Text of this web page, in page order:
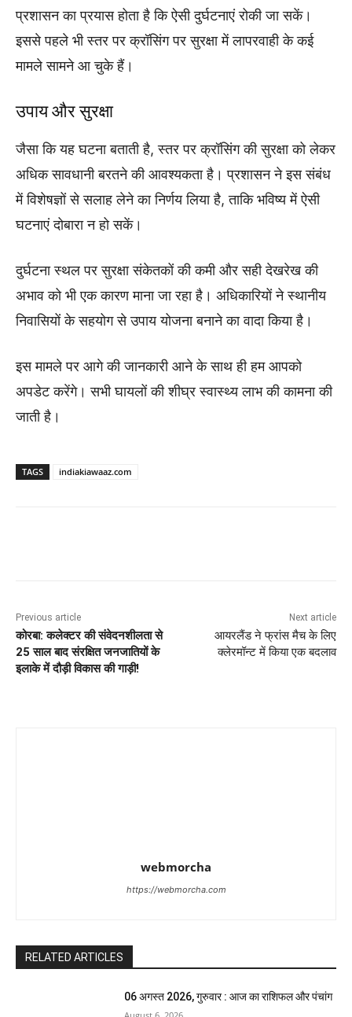
प्रशासन का प्रयास होता है कि ऐसी दुर्घटनाएं रोकी जा सकें।
इससे पहले भी स्तर पर क्रॉसिंग पर सुरक्षा में लापरवाही के कई
मामले सामने आ चुके हैं।
उपाय और सुरक्षा
जैसा कि यह घटना बताती है, स्तर पर क्रॉसिंग की सुरक्षा को लेकर
अधिक सावधानी बरतने की आवश्यकता है। प्रशासन ने इस संबंध
में विशेषज्ञों से सलाह लेने का निर्णय लिया है, ताकि भविष्य में ऐसी
घटनाएं दोबारा न हो सकें।
दुर्घटना स्थल पर सुरक्षा संकेतकों की कमी और सही देखरेख की
अभाव को भी एक कारण माना जा रहा है। अधिकारियों ने स्थानीय
निवासियों के सहयोग से उपाय योजना बनाने का वादा किया है।
इस मामले पर आगे की जानकारी आने के साथ ही हम आपको
अपडेट करेंगे। सभी घायलों की शीघ्र स्वास्थ्य लाभ की कामना की
जाती है।
TAGS indiakiawaaz.com
Previous article
कोरबा: कलेक्टर की संवेदनशीलता से
25 साल बाद संरक्षित जनजातियों के
इलाके में दौड़ी विकास की गाड़ी!
Next article
आयरलैंड ने फ्रांस मैच के लिए
क्लेरमॉन्ट में किया एक बदलाव
webmorcha
https://webmorcha.com
RELATED ARTICLES
06 अगस्त 2026, गुरुवार : आज का राशिफल और पंचांग